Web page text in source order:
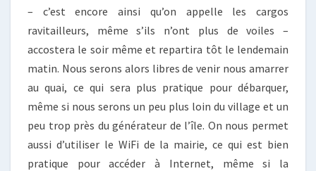
– c’est encore ainsi qu’on appelle les cargos
ravitailleurs, même s’ils n’ont plus de voiles –
accostera le soir même et repartira tôt le lendemain
matin. Nous serons alors libres de venir nous amarrer
au quai, ce qui sera plus pratique pour débarquer,
même si nous serons un peu plus loin du village et un
peu trop près du générateur de l’île. On nous permet
aussi d’utiliser le WiFi de la mairie, ce qui est bien
pratique pour accéder à Internet, même si la